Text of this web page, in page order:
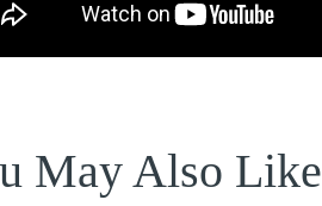
May Also Like